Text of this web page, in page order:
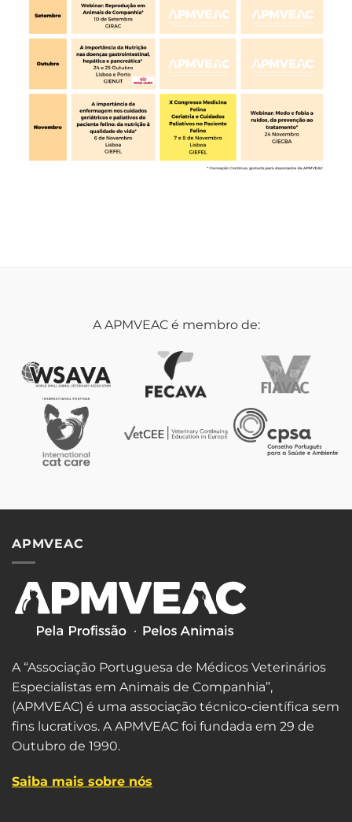
A APMVEAC é membro de:
APMVEAC
A “Associação Portuguesa de Médicos Veterinários
Especialistas em Animais de Companhia”,
(APMVEAC) é uma associação técnico-científica sem
fins lucrativos. A APMVEAC foi fundada em 29 de
Outubro de 1990.
Saiba mais sobre nós